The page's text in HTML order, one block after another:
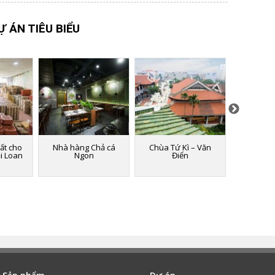
ÁN TIÊU BIỂU
cho
Loan
Nhà hàng Chả cá
Ngon
Chùa Tứ Kì – Văn
Điển